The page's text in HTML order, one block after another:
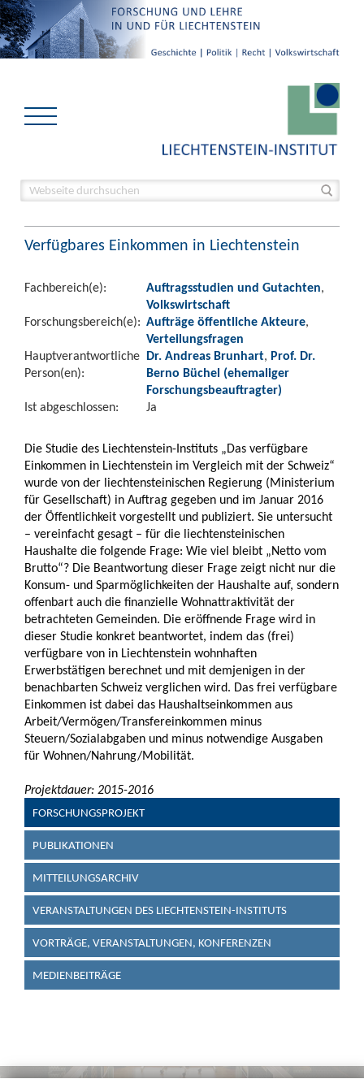
Verfügbares Einkommen in Liechtenstein
Fachbereich(e): Auftragsstudien und Gutachten,
Volkswirtschaft
Forschungsbereich(e): Aufträge öffentliche Akteure,
Verteilungsfragen
Hauptverantwortliche
Person(en):
Dr. Andreas Brunhart, Prof. Dr.
Berno Büchel (ehemaliger
Forschungsbeauftragter)
Ist abgeschlossen:
Ja
Die Studie des Liechtenstein-Instituts „Das verfügbare
Einkommen in Liechtenstein im Vergleich mit der Schweiz“
wurde von der liechtensteinischen Regierung (Ministerium
für Gesellschaft) in Auftrag gegeben und im Januar 2016
der Öffentlichkeit vorgestellt und publiziert. Sie untersucht
– vereinfacht gesagt – für die liechtensteinischen
Haushalte die folgende Frage: Wie viel bleibt „Netto vom
Brutto“? Die Beantwortung dieser Frage zeigt nicht nur die
Konsum- und Sparmöglichkeiten der Haushalte auf, sondern
offenbart auch die finanzielle Wohnattraktivität der
betrachteten Gemeinden. Die eröffnende Frage wird in
dieser Studie konkret beantwortet, indem das (frei)
verfügbare von in Liechtenstein wohnhaften
Erwerbstätigen berechnet und mit demjenigen in der
benachbarten Schweiz verglichen wird. Das frei verfügbare
Einkommen ist dabei das Haushaltseinkommen aus
Arbeit/Vermögen/Transfereinkommen minus
Steuern/Sozialabgaben und minus notwendige Ausgaben
für Wohnen/Nahrung/Mobilität.
Projektdauer: 2015-2016
FORSCHUNGSPROJEKT
PUBLIKATIONEN
MITTEILUNGSARCHIV
VERANSTALTUNGEN DES LIECHTENSTEIN-INSTITUTS
VORTRÄGE, VERANSTALTUNGEN, KONFERENZEN
MEDIENBEITRÄGE